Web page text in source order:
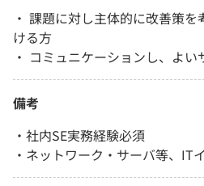
・ 課題に対し主体的に改善策
ける方
・ コミュニケーションし、よ
備考
・社内SE実務経験必須
・ネットワーク・サーバ等、IT